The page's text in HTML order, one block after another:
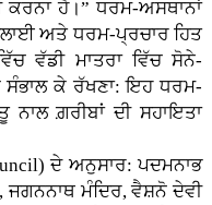
ਹੈ।” ਧਰਮ-ਅਸਥਾਨਾਂ
ਅਤੇ ਧਰਮ-ਪ੍ਰਚਾਰ ਹਿਤ
ਵੱਡੀ ਮਾਤਰਾ ਵਿੱਚ ਸੋਨੇ-
ਸੰਭਾਲ ਕੇ ਰੱਖਣਾ: ਇਹ ਧਰਮ-
ਗ਼ਰੀਬਾਂ ਦੀ ਸਹਾਇਤਾ
ਦੇ ਅਨੁਸਾਰ: ਪਦਮਨਾਭ
ਜਗਨਨਾਥ ਮੰਦਿਰ, ਵੈਸ਼ਨੋ ਦੇਵੀ